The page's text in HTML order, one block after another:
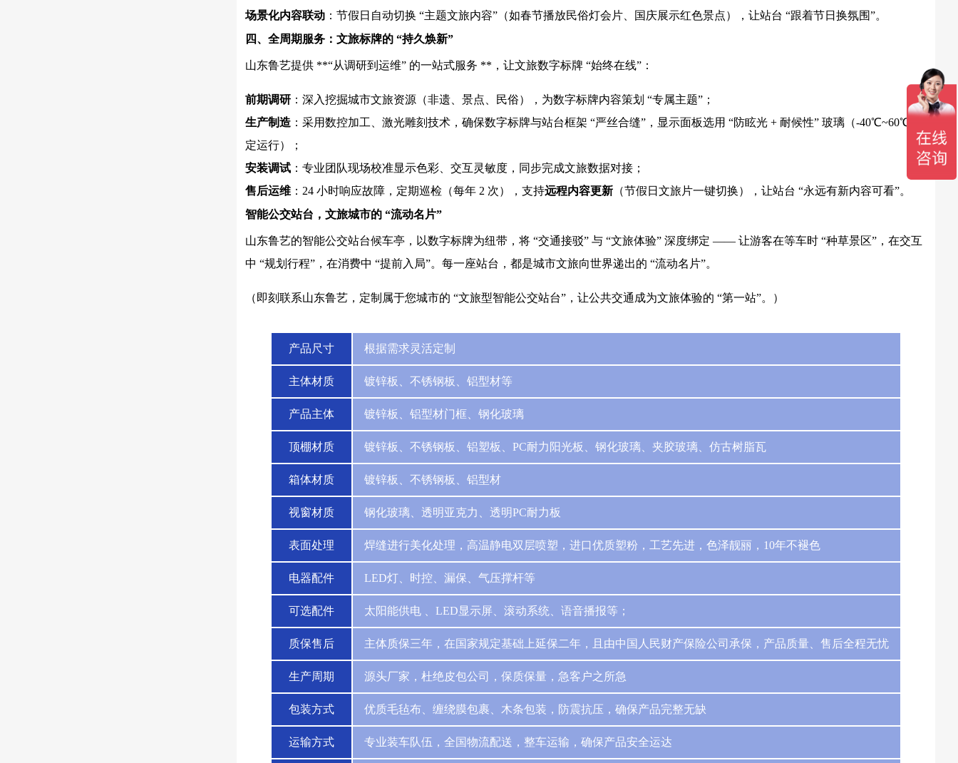
场景化内容联动 ：节假日自动切换 “主题文旅内容”（如春节播放民俗灯会片、国庆展示红色景点），让站台 “跟着节日换氛围”。
四、全周期服务：文旅标牌的 “持久焕新”
山东鲁艺提供 **“从调研到运维” 的一站式服务 **，让文旅数字标牌 “始终在线”：
前期调研 ：深入挖掘城市文旅资源（非遗、景点、民俗），为数字标牌内容策划 “专属主题”；
生产制造 ：采用数控加工、激光雕刻技术，确保数字标牌与站台框架 “严丝合缝”，显示面板选用 “防眩光 + 耐候性” 玻璃（-40℃~60℃稳
定运行）；
安装调试 ：专业团队现场校准显示色彩、交互灵敏度，同步完成文旅数据对接；
售后运维 ：24 小时响应故障，定期巡检（每年 2 次），支持远程内容更新 （节假日文旅片一键切换），让站台 “永远有新内容可看”。
智能公交站台，文旅城市的 “流动名片”
山东鲁艺的智能公交站台候车亭，以数字标牌为纽带，将 “交通接驳” 与 “文旅体验” 深度绑定 —— 让游客在等车时 “种草景区”，在交互
中 “规划行程”，在消费中 “提前入局”。每一座站台，都是城市文旅向世界递出的 “流动名片”。
（即刻联系山东鲁艺，定制属于您城市的 “文旅型智能公交站台”，让公共交通成为文旅体验的 “第一站”。）
产品尺寸 根据需求灵活定制
主体材质 镀锌板、不锈钢板、铝型材等
产品主体 镀锌板、铝型材门框、钢化玻璃
顶棚材质 镀锌板、不锈钢板、铝塑板、PC耐力阳光板、钢化玻璃、夹胶玻璃、仿古树脂瓦
箱体材质 镀锌板、不锈钢板、铝型材
视窗材质 钢化玻璃、透明亚克力、透明PC耐力板
表面处理 焊缝进行美化处理，高温静电双层喷塑，进口优质塑粉，工艺先进，色泽靓丽，10年不褪色
电器配件 LED灯、时控、漏保、气压撑杆等
可选配件 太阳能供电 、LED显示屏、滚动系统、语音播报等；
质保售后 主体质保三年，在国家规定基础上延保二年，且由中国人民财产保险公司承保，产品质量、售后全程无忧
生产周期 源头厂家，杜绝皮包公司，保质保量，急客户之所急
包装方式 优质毛毡布、缠绕膜包裹、木条包装，防震抗压，确保产品完整无缺
运输方式 专业装车队伍，全国物流配送，整车运输，确保产品安全运达